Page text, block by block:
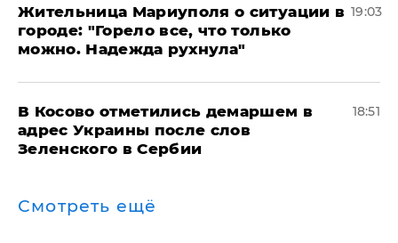
Жительница Мариуполя о ситуации в
городе: "Горело все, что только
можно. Надежда рухнула"
19:03
В Косово отметились демаршем в
адрес Украины после слов
Зеленского в Сербии
18:51
Смотреть ещё